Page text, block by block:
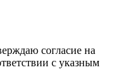
согласие на
с указным